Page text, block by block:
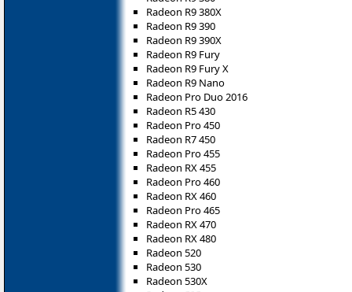
Radeon R9 380X
Radeon R9 390
Radeon R9 390X
Radeon R9 Fury
Radeon R9 Fury X
Radeon R9 Nano
Radeon Pro Duo 2016
Radeon R5 430
Radeon Pro 450
Radeon R7 450
Radeon Pro 455
Radeon RX 455
Radeon Pro 460
Radeon RX 460
Radeon Pro 465
Radeon RX 470
Radeon RX 480
Radeon 520
Radeon 530
Radeon 530X